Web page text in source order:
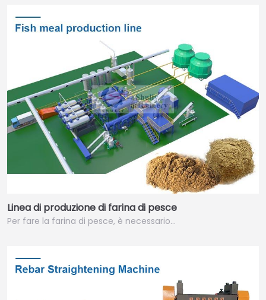
Linea di produzione di farina di pesce
Per fare la farina di pesce, è necessario…